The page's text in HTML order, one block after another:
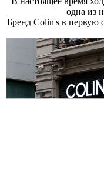
одна из
Бренд Colin's в первую